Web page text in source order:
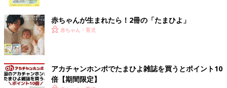
こげのまさき「
とトイレに行かずにすむのが楽だったのかなーと思います。失敗
するのを不安がっているのかな？という気もしたので、できない
ことを言わず彼の気持ちのタイミングで構わないと思っていまし
た」
『トイトレは夏！な話』 3/7
赤ちゃんが生まれたら！2冊の「たまひよ」
赤ちゃん・育児
アカチャンホンポでたまひよ雑誌を買うとポイント10
倍【期間限定】